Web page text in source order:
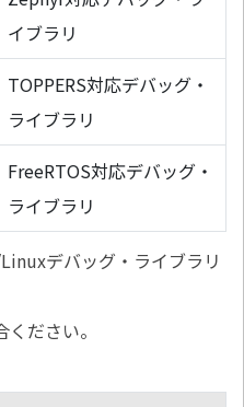
イブラリ
TOPPERS対応デバッグ・
ライブラリ
FreeRTOS対応デバッグ・
ライブラリ
デバッグ・ライブラリ
ださい。